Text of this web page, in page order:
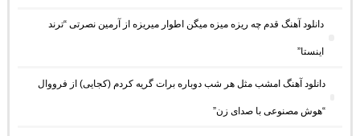
دانلود آهنگ ﻗﺪم ﭼﻪ رﻳﺰه ﻣﻴﺰه ﻣﻴﮕﻦ اﻃﻮار ﻣﻴﺮﻳﺰه از آرمین نصرتی “ترند
اینستا”
دانلود آهنگ امشب مثل هر شب دوباره برات گریه کردم (کجایی) از فرووال
“هوش مصنوعی با صدای زن”